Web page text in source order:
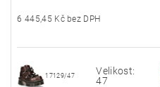
6 445,45 Kč bez DPH
17129/47
Velikost:
47